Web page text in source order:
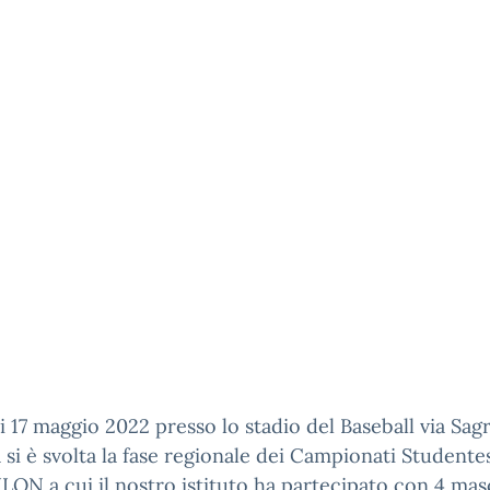
maggio 2022 presso lo stadio del Baseball via
si è svolta la fase regionale dei Campionati